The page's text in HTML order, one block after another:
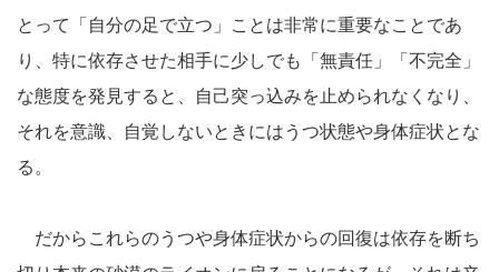
とって「自分の足で立つ」ことは非常に重要なことであ
り、特に依存させた相手に少しでも「無責任」「不完全」
な態度を発見すると、自己突っ込みを止められなくなり、
それを意識、自覚しないときにはうつ状態や身体症状とな
る。
だからこれらのうつや身体症状からの回復は依存を断ち